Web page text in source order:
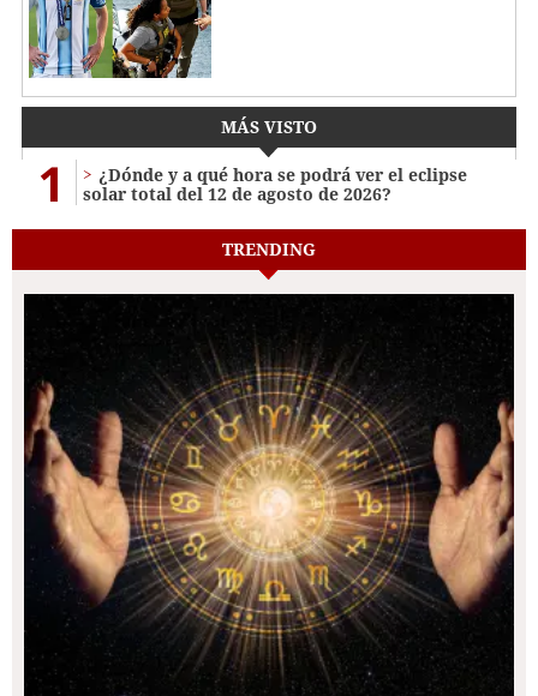
MÁS VISTO
1
¿Dónde y a qué hora se podrá ver el eclipse
solar total del 12 de agosto de 2026?
TRENDING